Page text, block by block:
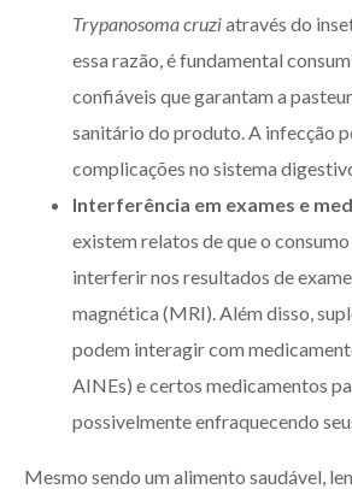
Trypanosoma cruziatravés do
essa razão, é fundamental
confiáveis que garantam a
sanitário do produto. A infecção
complicações no sistema
Interferência em exames e
existem relatos de que o
interferir nos resultados de
magnética (MRI). Além disso,
podem interagir com
AINEs) e certos medicamentos
possivelmente enfraquecendo
Mesmo sendo um alimento saudável,